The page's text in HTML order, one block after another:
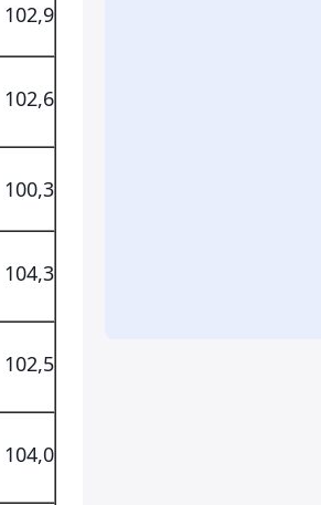
102,9
102,6
100,3
104,3
102,5
104,0